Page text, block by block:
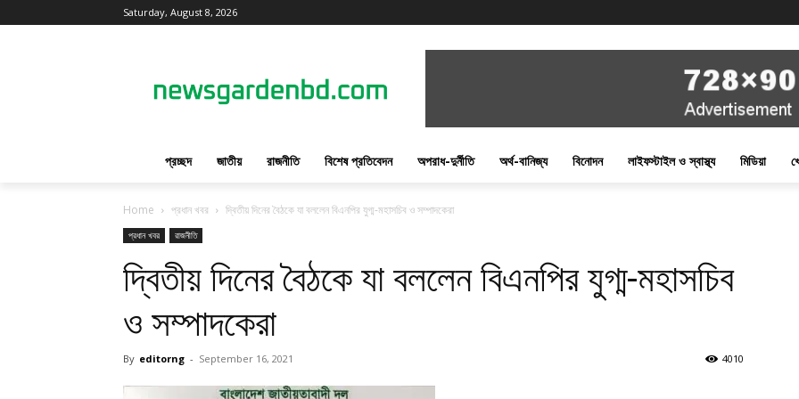
Saturday, August 8, 2026
প্রচ্ছদ জাতীয় রাজনীতি বিশেষ প্রতিবেদন অপরাধ-দুর্নীতি অর্থ-বানিজ্য বিনোদন লাইফস্টাইল ও স্বাস্থ্য মিডিয়া
Home প্রধান খবর দ্বিতীয় দিনের বৈঠকে যা বললেন বিএনপির যুগ্ম-মহাসচিব ও সম্পাদকেরা
প্রধান খবর রাজনীতি
দ্বিতীয় দিনের বৈঠকে যা বললেন বিএনপির যুগ্ম-মহাসচিব
ও সম্পাদকেরা
By editorng - September 16, 2021 4010